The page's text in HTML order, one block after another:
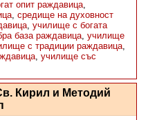
опит раждавица,
, средище на духовност
, училище с богата
база раждавица, училище
с традиции раждавица,
, училище със
Кирил и Методий